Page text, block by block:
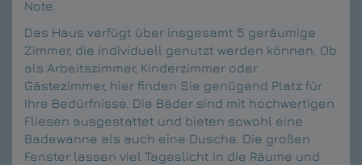
Note.
Das Haus verfügt über insgesamt 5 geräumige
Zimmer, die individuell genutzt werden können. Ob
als Arbeitszimmer, Kinderzimmer oder
Gästezimmer, hier finden Sie genügend Platz für
Ihre Bedürfnisse. Die Bäder sind mit hochwertigen
Fliesen ausgestattet und bieten sowohl eine
Badewanne als auch eine Dusche. Die großen
Fenster lassen viel Tageslicht in die Räume und